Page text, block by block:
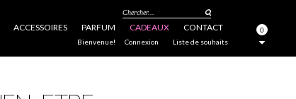
ACCESSOIRES PARFUM CADEAUX CONTACT
Chercher...
0
Liste de souhaits
Bienvenue! Connexion